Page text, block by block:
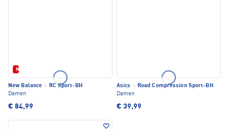
Neu
New Balance ·
RC Sport-BH
Damen
€ 84,99
Asics · Road Compression Sport-BH
Damen
€ 39,99